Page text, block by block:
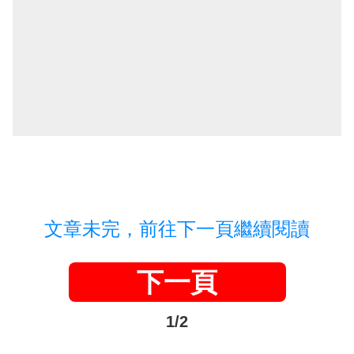
文章未完，前往下一頁繼續閱讀
下一頁
1/2